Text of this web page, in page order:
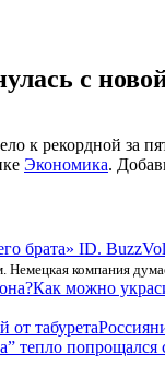
с
к рекордной за
Экономика.
Немецкая компания
Как можно